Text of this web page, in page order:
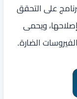
على التحقق
ويحمى
الضارة.